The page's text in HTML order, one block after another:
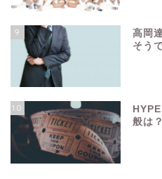
9
高岡
そう
10
般は